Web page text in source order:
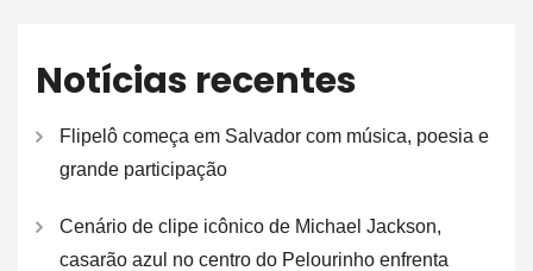
Notícias recentes
Flipelô começa em Salvador com música, poesia e
grande participação
Cenário de clipe icônico de Michael Jackson,
casarão azul no centro do Pelourinho enfrenta